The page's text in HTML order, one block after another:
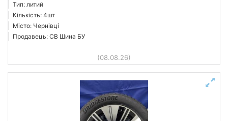
Тип: литий
Кількість: 4шт
Місто: Чернівці
Продавець: СВ Шина БУ
(08.08.26)